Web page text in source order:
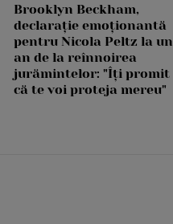
Brooklyn Beckham,
declarație emoționantă
pentru Nicola Peltz la un
an de la reînnoirea
jurămintelor: "Îți promit
că te voi proteja mereu"